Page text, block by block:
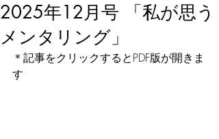
2025年12月号 「私が思う
メンタリング」
＊記事をクリックするとPDF版が開きま
す